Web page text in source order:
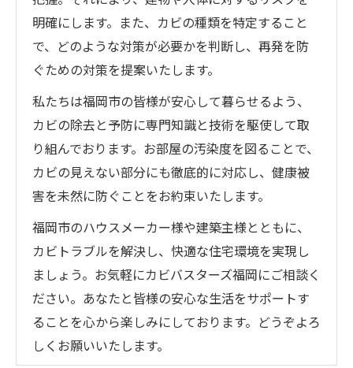
明確にします。また、カビの種類を特定すること
で、どのような対策が必要かを判断し、再発を防
ぐための対策を提案いたします。
私たちは福岡市の皆様が安心して暮らせるよう、
カビの除去と予防に専門知識と技術を駆使して取
り組んでおります。お部屋の汚染度を図ることで、
カビの見えない部分にも徹底的に対応し、健康被
害を未然に防ぐことをお約束いたします。
福岡市のハウスメーカー様や建築主様とともに、
カビトラブルを解決し、快適な住宅環境を実現し
ましょう。お気軽にカビバスターズ福岡にご相談く
ださい。あなたと皆様の安心な生活をサポートす
ることを心から楽しみにしております。どうぞよろ
しくお願いいたします。